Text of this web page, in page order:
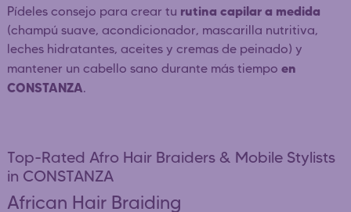
Pídeles consejo para crear tu rutina capilar a medida
(champú suave, acondicionador, mascarilla nutritiva,
leches hidratantes, aceites y cremas de peinado) y
mantener un cabello sano durante más tiempo en
CONSTANZA.
Top-Rated Afro Hair Braiders & Mobile Stylists
in CONSTANZA
African Hair Braiding